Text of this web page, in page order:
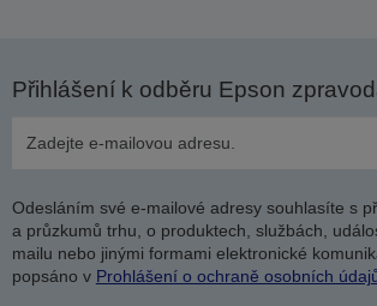
Přihlášení k odběru Epson
Odesláním své e-mailové adresy souhlasíte s
a průzkumů trhu, o produktech, službách,
mailu nebo jinými formami elektronické
popsáno v Prohlášení o ochraně osobních